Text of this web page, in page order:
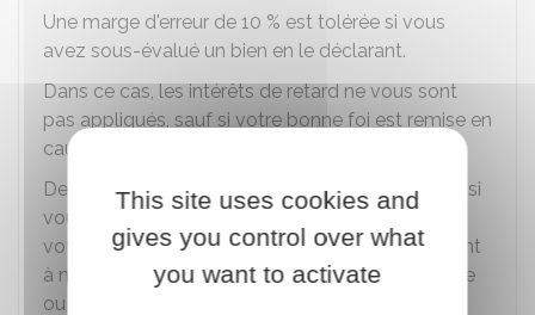
Une marge d'erreur de 10 % est tolérée si vous
avez sous-évalué un bien en le déclarant.
Dans ce cas, les intérêts de retard ne vous sont
pas appliqués, sauf si votre bonne foi est remise en
cause par l'administration.
De même, les intérêts de retard ne sont pas dus si
vous avez mentionné par écrit, lors du dépôt de
votre déclaration d'IFI, les motifs vous conduisant
à ne pas déclarer un élément de votre patrimoine
ou à lui donner la valeur déclarée.
This site uses cookies and
gives you control over what
you want to activate